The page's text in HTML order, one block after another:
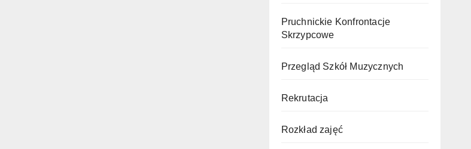
Pruchnickie Konfrontacje
Skrzypcowe
Przegląd Szkół Muzycznych
Rekrutacja
Rozkład zajęć